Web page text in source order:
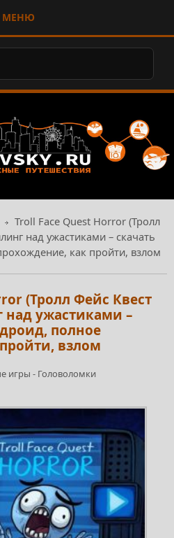
МЕНЮ
Troll Face Quest Horror (Тролл
над ужастиками – скачать
как пройти, взлом
(Тролл Фейс Квест
над ужастиками –
полное
взлом
игры - Головоломки